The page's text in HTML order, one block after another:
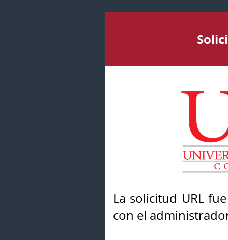
La solicitud URL
con el